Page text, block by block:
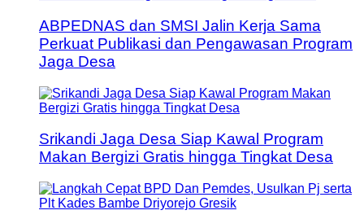
ABPEDNAS dan SMSI Jalin Kerja Sama
Perkuat Publikasi dan Pengawasan Program
Jaga Desa
Srikandi Jaga Desa Siap Kawal Program
Makan Bergizi Gratis hingga Tingkat Desa